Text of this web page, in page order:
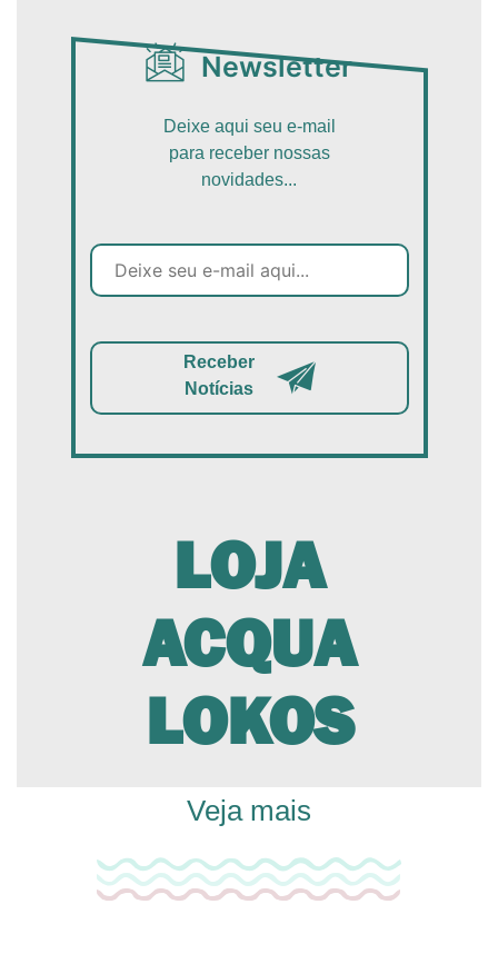
Newsletter
Deixe aqui seu e-mail
para receber nossas
novidades...
Receber
Notícias
LOJA
ACQUA
LOKOS
Veja mais